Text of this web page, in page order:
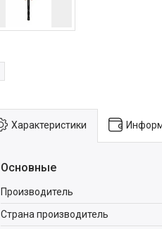
Характеристики
Основные
Производитель
Страна производитель